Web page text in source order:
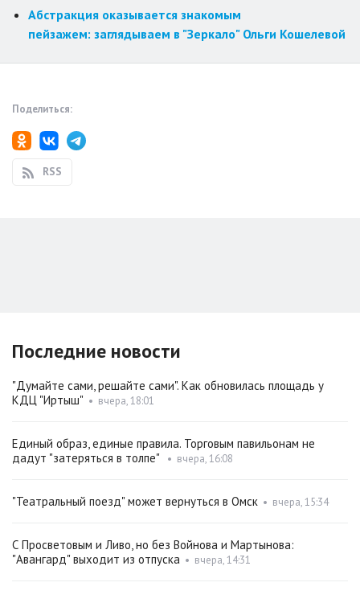
Абстракция оказывается знакомым
пейзажем: заглядываем в "Зеркало" Ольги Кошелевой
Поделиться:
RSS
Последние новости
"Думайте сами, решайте сами". Как обновилась площадь у
КДЦ "Иртыш" • вчера, 18:01
Единый образ, единые правила. Торговым павильонам не
дадут "затеряться в толпе"
• вчера, 16:08
"Театральный поезд" может вернуться в Омск • вчера, 15:34
С Просветовым и Ливо, но без Войнова и Мартынова:
"Авангард" выходит из отпуска • вчера, 14:31